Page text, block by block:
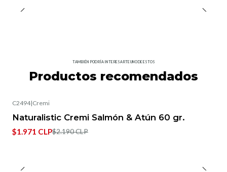
TAMBIÉN PODRÍA INTERESARTE UNO DE ESTOS
Productos recomendados
C2494|Cremi
Naturalistic Cremi Salmón & Atún 60 gr.
$1.971 CLP$2.190 CLP